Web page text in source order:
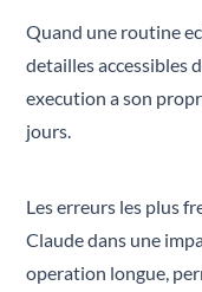
Quand une routine
detailles accessibles
execution a son
jours.
Les erreurs les plus
Claude dans une
operation longue,